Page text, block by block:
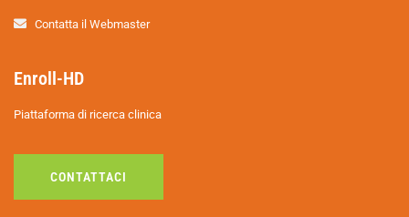
Contatta il Webmaster
Enroll-HD
Piattaforma di ricerca clinica
CONTATTACI